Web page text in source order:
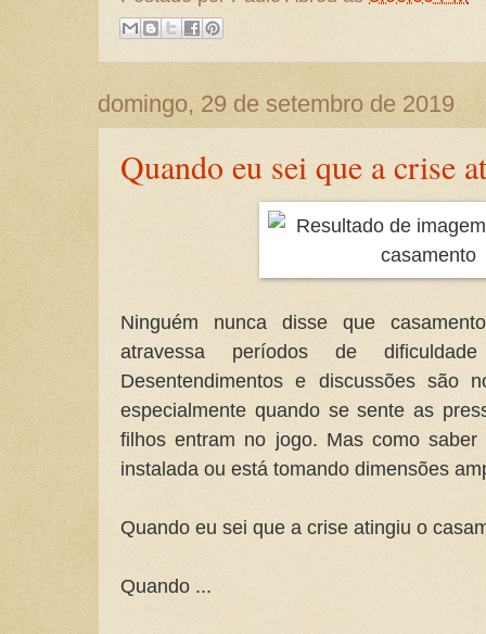
domingo, 29 de setembro de 2019
Quando eu sei que a crise
Ninguém nunca disse que
atravessa períodos de
Desentendimentos e discussões são
especialmente quando se sente as
filhos entram no jogo. Mas como
instalada ou está tomando dimensões
Quando eu sei que a crise atingiu o
Quando ...